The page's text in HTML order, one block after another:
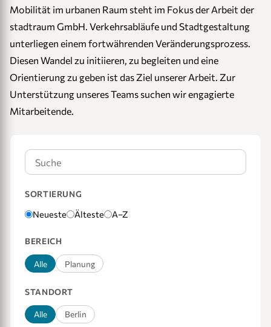
Mobilität im urbanen Raum steht im Fokus der Arbeit der
stadtraum GmbH. Verkehrsabläufe und Stadtgestaltung
unterliegen einem fortwährenden Veränderungsprozess.
Diesen Wandel zu initiieren, zu begleiten und eine
Orientierung zu geben ist das Ziel unserer Arbeit. Zur
Unterstützung unseres Teams suchen wir engagierte
Mitarbeitende.
SORTIERUNG
Neueste Älteste A–Z
BEREICH
Alle Planung
STANDORT
Alle Berlin